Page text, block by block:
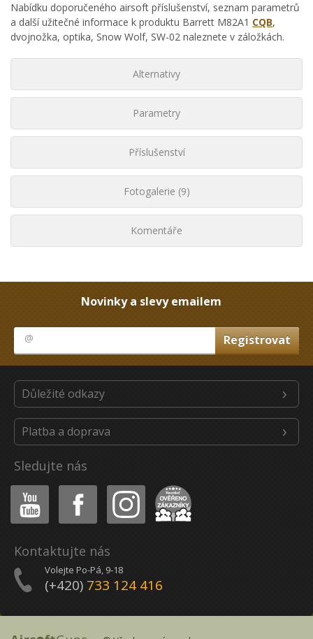
Nabídku doporučeného airsoft příslušenství, seznam parametrů
a další užitečné informace k produktu Barrett M82A1 CQB,
dvojnožka, optika, Snow Wolf, SW-02 naleznete v záložkách.
Alternativy
Parametry
Příslušenství
Fotogalerie (9)
Komentáře
Novinky a slevy emailem
Důležité odkazy
Platba a doprava
Sledujte nás
Youtube Facebook Instagram Heureka
Kontaktujte nás
Volejte Po-Pá, 9-18
(+420) 733 124 416